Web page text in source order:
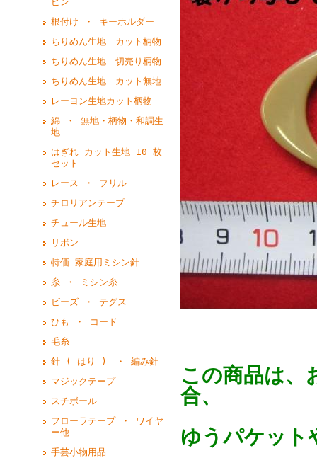
根付け ・ キーホルダー
ちりめん生地 カット柄物
ちりめん生地 切売り柄物
ちりめん生地 カット無地
レーヨン生地カット柄物
綿 ・ 無地・柄物・和調生
地
はぎれ カット生地 10 枚
セット
レース ・ フリル
チロリアンテープ
チュール生地
リボン
特価 家庭用ミシン針
糸 ・ ミシン糸
ビーズ ・ テグス
ひも ・ コード
毛糸
針 ( はり ) ・ 編み針
マジックテープ
スチボール
フローラテープ ・ ワイヤ
ー他
手芸小物用品
この商品は、
合、
ゆうパケッ